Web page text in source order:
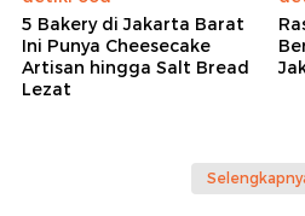
5 Bakery di Jakarta Barat
Ini Punya Cheesecake
Artisan hingga Salt Bread
Lezat